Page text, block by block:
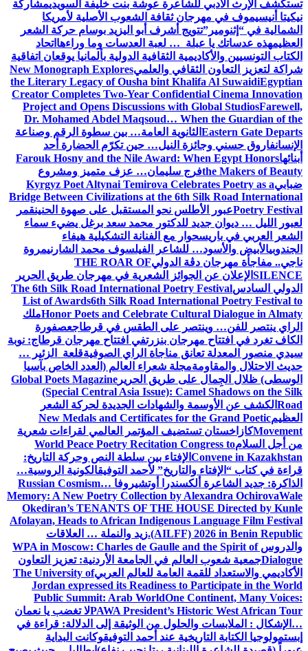
تستكشف الإرث الأدبي للشاعرة عوشة بنت خليفة السويديمشاركة
نيكيتا أنيسيموف في مهرجان ثقافة الشعوب الأصلية لأمريكا
الشمالية في “إثنومير”تتويج أشرف أبو اليزيد بوسام حركة الشعر
العظيمهذه عدساتك يا عبلة … لعبة العدسات وما وراءها اتحاد
الكتاب التونسيين والأكاديمية الثقافية الدولية بألمانيا يوقعان اتفاقية
شراكة لتعزيز التعاون الثقافي والعلميNew Monograph Explores
the Literary Legacy of Ousha bint Khalifa Al SuwaidiEgyptian
Creator Completes Two-Year Confidential Cinema Innovation
Project and Opens Discussions with Global StudiosFarewell,
Dr. Mohamed Abdel Maqsoud… When the Guardian of the
Eastern Gate Departs الثانوية العامة… بين سطوة الرقم وصناعة
الإنسانفاروق حسني وجائزة النيل… حين تكرّم الحضارة أحد
أبنائهاFarouk Hosny and the Nile Award: When Egypt Honors
the Makers of Beautyفرج سليمان… عزف متميز ومشروع
ضبابيKyrgyz Poet Altynai Temirova Celebrates Poetry as a
Bridge Between Civilizations at the 6th Silk Road International
Poetry Festivalعبور الأطلس نحو المستقبل على صهوة الحنينقمر
لعبور الليل … ديوان جديد للدكتور محمد سعد برغل يضيء سماء
الشعر العربي في باريسحوار مع الفنانة التشكيلية هيفاء
الجندوبيالأبيض والأسود… للشاعر الفيلسوف محمد الشارنيمروة
ناجي.. مفاجأة مهرجان دڨة الدوليTHE ROAR OF
SILENCE الإعلان عن الجوائز الشعرية في مهرجان طريق الحرير
الدولي السادسThe 6th Silk Road International Poetry Festival
List of Awards6th Silk Road International Poetry Festival to
Honor Poets and Celebrate Cultural Dialogue in Almatyملك
الراي ينتصر للفن… وينتصر على الطقس في قرطاجعصفورة
الكاف تغرد في افتتاح مهرجان بنزرتفي افتتاح مهرجان قرطاج: نوبة
سيدي منصور المعدلة تعانق مناجاة الراي الصوفيةقلعة الزئير …
حديث الاحتلال والمقاومةمجلة شعراء العالم (العدد الخاص بآسيا
الوسطى) ظلال الجِمال على طريق الحرير Global Poets Magazine
(Special Central Asia Issue): Camel Shadows on the Silk
Road الكشف عن الأوسمة والشهادات الجديدة لحركة الشعر
العظيمNew Medals and Certificates for the Grand Poetic
Movementكازاخستان تستضيف المؤتمر العالمي لقراءات شعرية
من أجل السلامWorld Peace Poetry Recitation Congress to
Convene in Kazakhstan الإفتاء بين سلطة النص وحركة التاريخ:
قراءة في كتاب “الإفتاء والتاريخ” لأحمد التوفيقالكونية الروسية…
الذاكرة: جديد الشاعرة ألكسندرا أوتشيروفا Russian Cosmism…
Memory: A New Poetry Collection by Alexandra OchirovaWale
Okediran’s TENANTS OF THE HOUSE Directed by Kunle
Afolayan, Heads to African Indigenous Language Film Festival
(AILFF) 2026 in Benin Republic. زيد والنملة … العلاقات
والدروسWPA in Moscow: Charles de Gaulle and the Spirit of
Dialogueجمعية شعوب العالم في الجامعة الأردنية: تعزيز التعاون
الأكاديمي والاستعداد للقمة العامة للعالم العربيThe University of
Jordan expressed its Readiness to Participate in the World
Public Summit: Arab WorldOne Continent, Many Voices:
PAWA President’s Historic West African Tourلا تغضب يا نعمان
…الإشكال : الملابسات والحلول من الوثيقة إلى الدلالة: قراءة في
إبستمولوجيا الكتابة التاريخية عند أحمد التوفيقوكانت البداية